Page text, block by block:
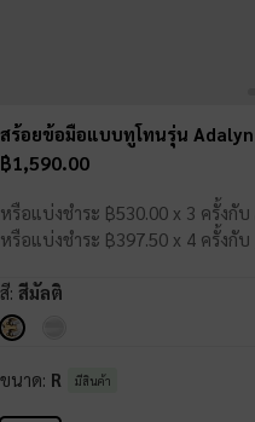
สร้อยข้อมือแบบทูโทนรุ่น Adalyn
฿1,590.00
หรือแบ่งชำระ ฿530.00 x 3 ครั้งกับ
หรือแบ่งชำระ ฿397.50 x 4 ครั้งกับ
สี: สีมัลติ
ขนาด: R มีสินค้า